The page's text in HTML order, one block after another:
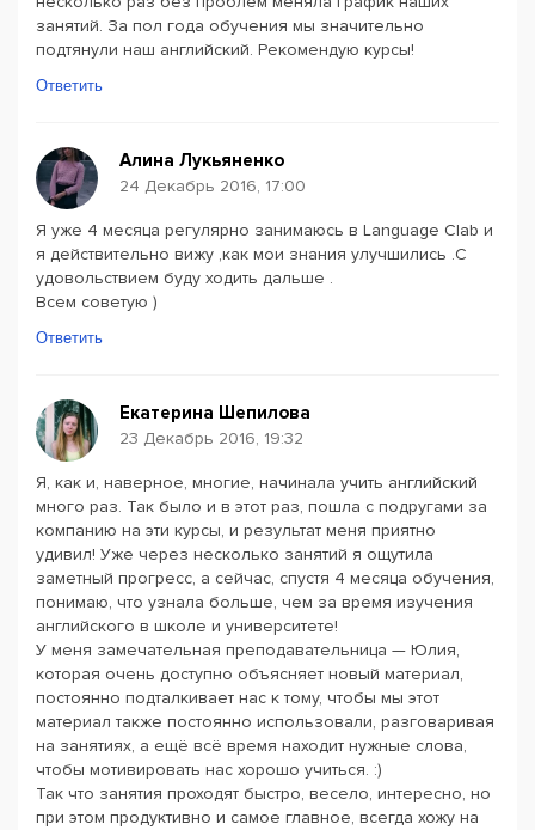
занятий. За пол года обучения мы значительно
подтянули наш английский. Рекомендую курсы!
Ответить
Алина Лукьяненко
24 Декабрь 2016, 17:00
Я уже 4 месяца регулярно занимаюсь в Language Clab и
я действительно вижу ,как мои знания улучшились .С
удовольствием буду ходить дальше .
Всем советую )
Ответить
Екатерина Шепилова
23 Декабрь 2016, 19:32
Я, как и, наверное, многие, начинала учить английский
много раз. Так было и в этот раз, пошла с подругами за
компанию на эти курсы, и результат меня приятно
удивил! Уже через несколько занятий я ощутила
заметный прогресс, а сейчас, спустя 4 месяца обучения,
понимаю, что узнала больше, чем за время изучения
английского в школе и университете!
У меня замечательная преподавательница — Юлия,
которая очень доступно объясняет новый материал,
постоянно подталкивает нас к тому, чтобы мы этот
материал также постоянно использовали, разговаривая
на занятиях, а ещё всё время находит нужные слова,
чтобы мотивировать нас хорошо учиться. :)
Так что занятия проходят быстро, весело, интересно, но
при этом продуктивно и самое главное, всегда хожу на